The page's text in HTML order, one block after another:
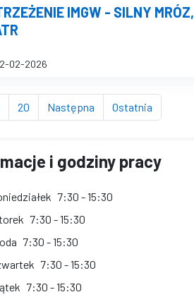
IMGW - SILNY MRÓZ,
02-2026
strona
20 stronaNastępna stronaOstatnia
i godziny pracy
7:30 - 15:30
7:30 - 15:30
7:30 - 15:30
7:30 - 15:30
7:30 - 15:30